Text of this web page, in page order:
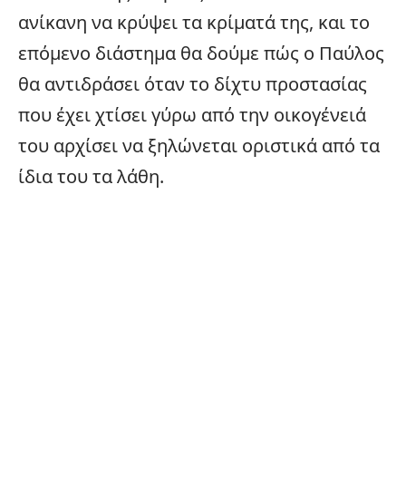
ανίκανη να κρύψει τα κρίματά της, και το
επόμενο διάστημα θα δούμε πώς ο Παύλος
θα αντιδράσει όταν το δίχτυ προστασίας
που έχει χτίσει γύρω από την οικογένειά
του αρχίσει να ξηλώνεται οριστικά από τα
ίδια του τα λάθη.